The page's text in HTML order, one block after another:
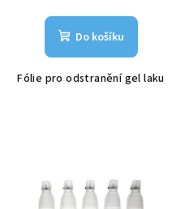
Do košíku
Fólie pro odstranění gel laku